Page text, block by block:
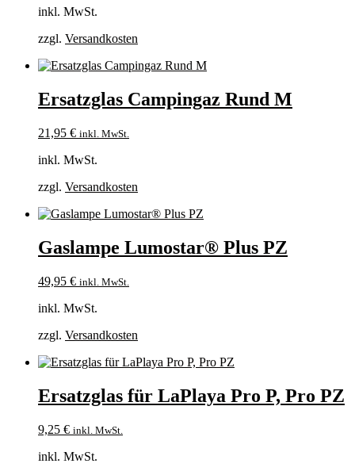
inkl. MwSt.
zzgl. Versandkosten
Ersatzglas Campingaz Rund M
21,95 € inkl. MwSt.
inkl. MwSt.
zzgl. Versandkosten
Gaslampe Lumostar® Plus PZ
49,95 € inkl. MwSt.
inkl. MwSt.
zzgl. Versandkosten
Ersatzglas für LaPlaya Pro P, Pro PZ
9,25 € inkl. MwSt.
inkl. MwSt.